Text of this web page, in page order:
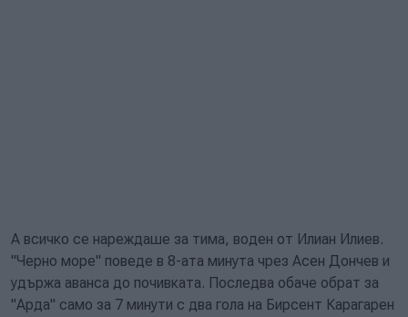
А всичко се нареждаше за тима, воден от Илиан Илиев.
"Черно море" поведе в 8-ата минута чрез Асен Дончев и
удържа аванса до почивката. Последва обаче обрат за
"Арда" само за 7 минути с два гола на Бирсент Карагарен